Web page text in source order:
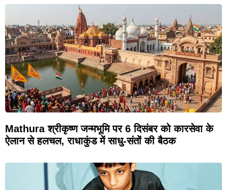
Mathura श्रीकृष्ण जन्मभूमि पर 6 दिसंबर को कारसेवा के
ऐलान से हलचल, राधाकुंड में साधु-संतों की बैठक